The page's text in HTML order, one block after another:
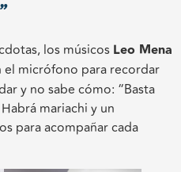
los músicos Leo Mena
micrófono para recordar
y no sabe cómo: “Basta
mariachi y un
para acompañar cada